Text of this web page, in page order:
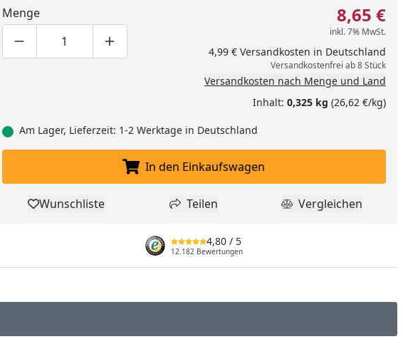
Menge
Produktmenge um eins verringern
Produktmenge manuell eingeben
Produktmenge um eins erhöhen
8,65 €
inkl. 7% MwSt.
4,99 € Versandkosten in Deutschland
Versandkostenfrei ab 8 Stück
Versandkosten nach Menge und Land
Inhalt: 0,325 kg (26,62 €/kg)
Am Lager, Lieferzeit: 1-2 Werktage in Deutschland
In den Einkaufswagen legen
In den Einkaufswagen
Produkt zur Wunschliste hinzufügen
Wunschliste Teilen
Teilen Produkt
Vergleichen
4,80 / 5
12.182 Bewertungen